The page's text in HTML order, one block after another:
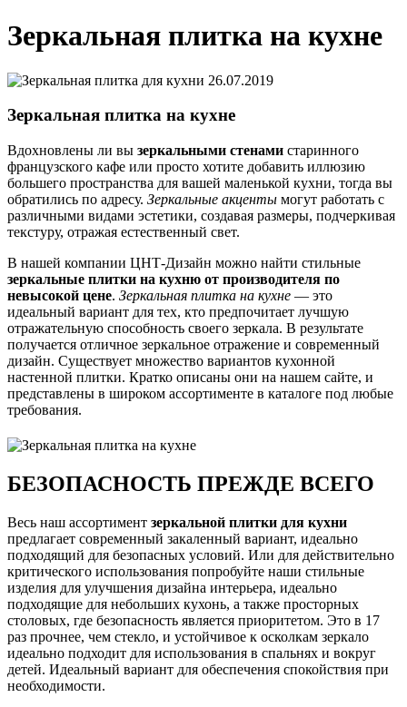
Зеркальная плитка на кухне
26.07.2019
Зеркальная плитка на кухне
Вдохновлены ли вы зеркальными стенами старинного
французского кафе или просто хотите добавить иллюзию
большего пространства для вашей маленькой кухни, тогда вы
обратились по адресу. Зеркальные акценты могут работать с
различными видами эстетики, создавая размеры, подчеркивая
текстуру, отражая естественный свет.
В нашей компании ЦНТ-Дизайн можно найти стильные
зеркальные плитки на кухню от производителя по
невысокой цене. Зеркальная плитка на кухне — это
идеальный вариант для тех, кто предпочитает лучшую
отражательную способность своего зеркала. В результате
получается отличное зеркальное отражение и современный
дизайн. Существует множество вариантов кухонной
настенной плитки. Кратко описаны они на нашем сайте, и
представлены в широком ассортименте в каталоге под любые
требования.
БЕЗОПАСНОСТЬ ПРЕЖДЕ ВСЕГО
Весь наш ассортимент зеркальной плитки для кухни
предлагает современный закаленный вариант, идеально
подходящий для безопасных условий. Или для действительно
критического использования попробуйте наши стильные
изделия для улучшения дизайна интерьера, идеально
подходящие для небольших кухонь, а также просторных
столовых, где безопасность является приоритетом. Это в 17
раз прочнее, чем стекло, и устойчивое к осколкам зеркало
идеально подходит для использования в спальнях и вокруг
детей. Идеальный вариант для обеспечения спокойствия при
необходимости.